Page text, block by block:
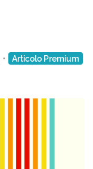
• Articolo Premium